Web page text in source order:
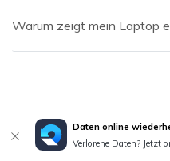
Warum zeigt mein Laptop
Daten online
Verlorene Daten? Jetzt